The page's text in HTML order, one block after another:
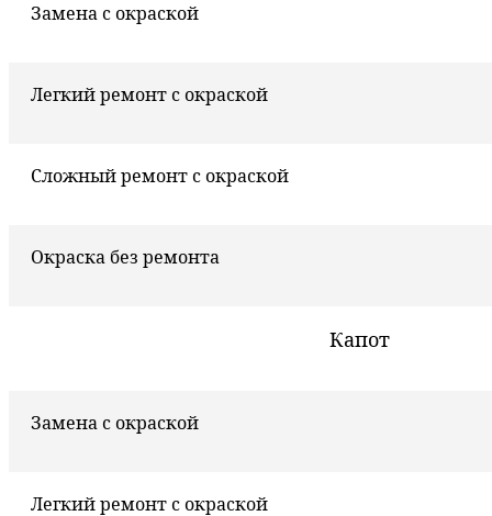
Замена с окраской
Легкий ремонт с окраской
Сложный ремонт с окраской
Окраска без ремонта
Капот
Замена с окраской
Легкий ремонт с окраской